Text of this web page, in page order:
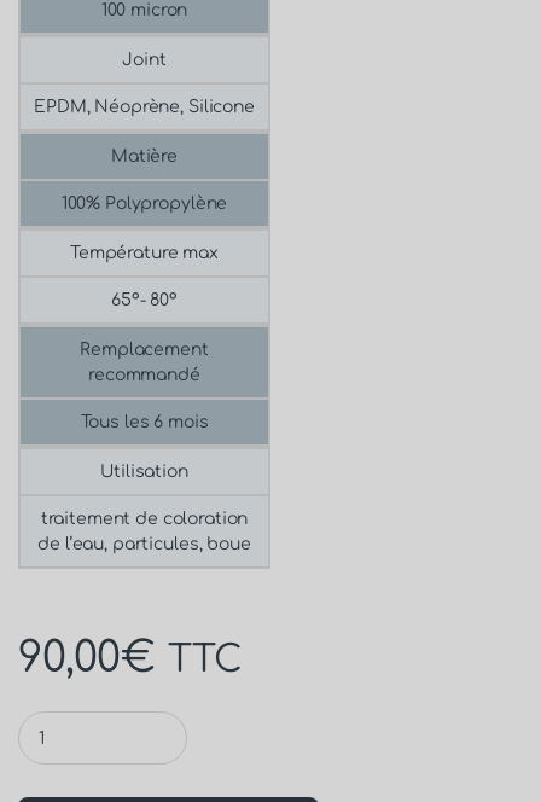
100 micron
Joint
EPDM, Néoprène, Silicone
Matière
100% Polypropylène
Température max
65°- 80°
Remplacement
recommandé
Tous les 6 mois
Utilisation
traitement de coloration
de l’eau, particules, boue
90,00€ TTC